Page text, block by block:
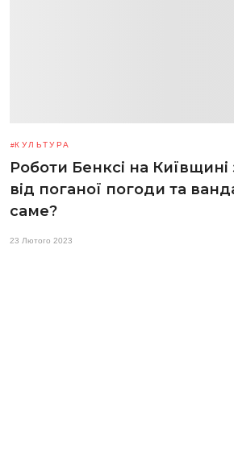
КУЛЬТУРА
Роботи Бенксі на
від поганої погоди та
саме?
23 Лютого 2023